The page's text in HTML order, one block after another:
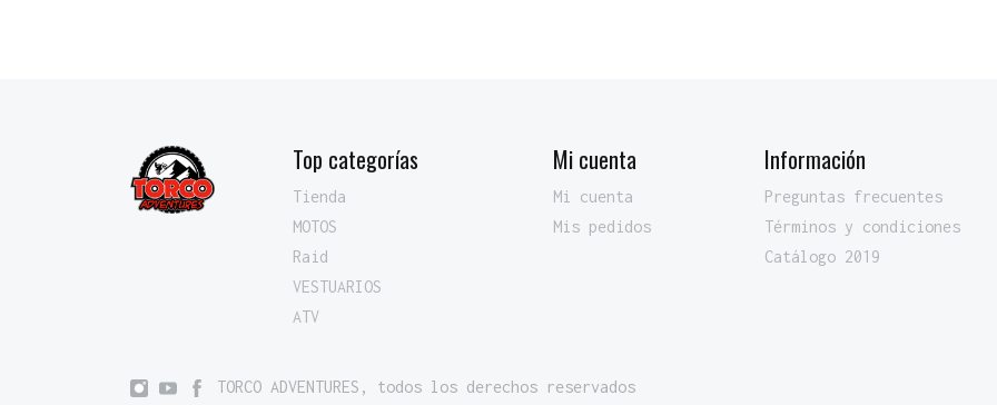
Top categorías
Tienda
MOTOS
Raid
VESTUARIOS
ATV
Mi cuenta
Mi cuenta
Mis pedidos
Información
Preguntas frecuentes
Términos y condiciones
Catálogo 2019
TORCO ADVENTURES, todos los derechos reservados